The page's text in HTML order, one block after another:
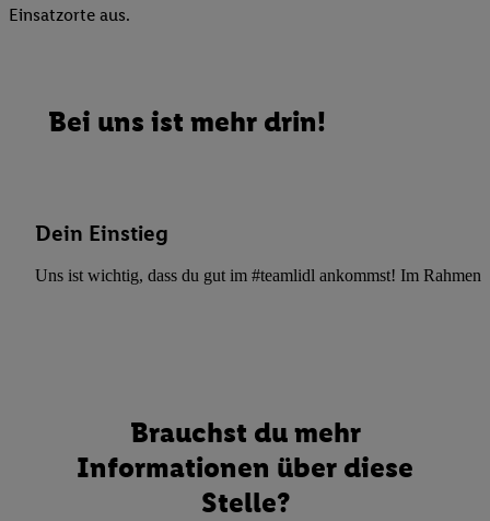
Einsatzorte aus.
Bei uns ist mehr drin!
Dein Einstieg
Uns ist wichtig, dass du gut im #teamlidl ankommst! Im Rahmen
Brauchst du mehr
Informationen über diese
Stelle?